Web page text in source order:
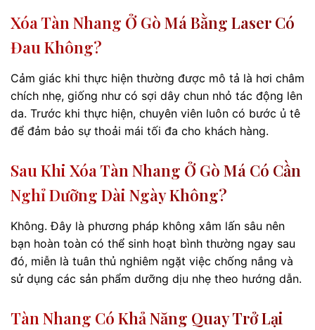
Xóa Tàn Nhang Ở Gò Má Bằng Laser Có
Đau Không?
Cảm giác khi thực hiện thường được mô tả là hơi châm
chích nhẹ, giống như có sợi dây chun nhỏ tác động lên
da. Trước khi thực hiện, chuyên viên luôn có bước ủ tê
để đảm bảo sự thoải mái tối đa cho khách hàng.
Sau Khi Xóa Tàn Nhang Ở Gò Má Có Cần
Nghỉ Dưỡng Dài Ngày Không?
Không. Đây là phương pháp không xâm lấn sâu nên
bạn hoàn toàn có thể sinh hoạt bình thường ngay sau
đó, miễn là tuân thủ nghiêm ngặt việc chống nắng và
sử dụng các sản phẩm dưỡng dịu nhẹ theo hướng dẫn.
Tàn Nhang Có Khả Năng Quay Trở Lại